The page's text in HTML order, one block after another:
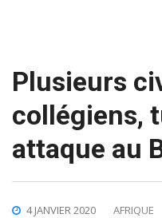
Plusieurs
collégiens,
attaque au
4 JANVIER 2020
AFRIQUE